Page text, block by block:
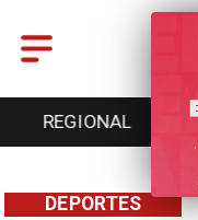
ENTRETENCIÓN
DEPORTES